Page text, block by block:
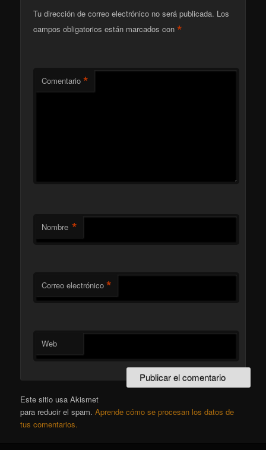
Tu dirección de correo electrónico no será publicada. Los
campos obligatorios están marcados con*
Comentario *
Nombre *
Correo electrónico *
Web
Este sitio usa Akismet
para reducir el spam.Aprende cómo se procesan los datos de
tus comentarios.